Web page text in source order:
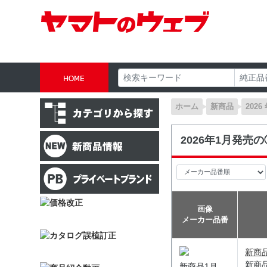
ホーム 新商品 2026
2026年1月発売
画像
メーカー品番
新商
新商